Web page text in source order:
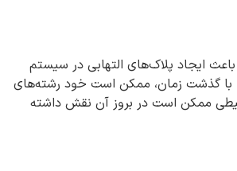
ایجاد پلاک‌های التهابی در سیستم
با گذشت زمان، ممکن است خود رشته‌های
ممکن است در بروز آن نقش داشته